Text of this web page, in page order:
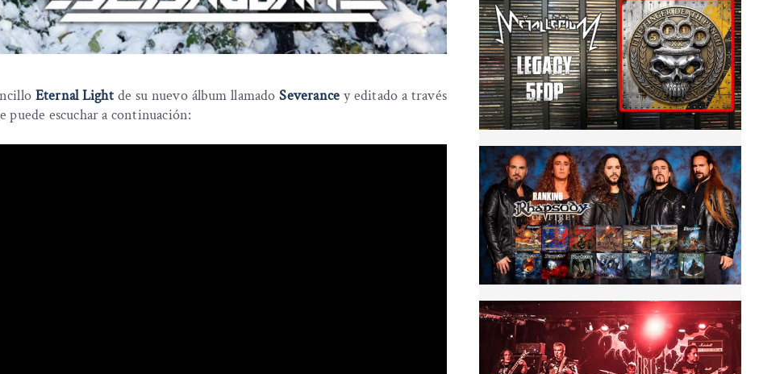
Eternal Lightde su nuevo álbum llamadoSeverance y editado a través
puede escuchar a continuación: